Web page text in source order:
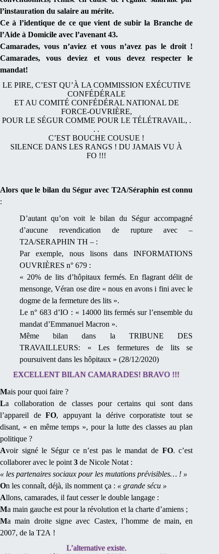
l’instauration du salaire au mérite.
Ce à l’identique de ce que vient de subir la Branche de
l’Aide à Domicile avec l’avenant 43.
Camarades, vous n’aviez et vous n’avez pas le droit !
Camarades, vous deviez et vous devez respecter le
mandat!
LE PIRE, C’EST QU’À LA COMMISSION EXÉCUTIVE
CONFÉDÉRALE
ET AU COMITÉ CONFÉDÉRAL NATIONAL DE
FORCE-OUVRIÈRE,
POUR LE SÉGUR COMME POUR LE TÉLÉTRAVAIL, .
. .
C’EST BOUCHE COUSUE !
SILENCE DANS LES RANGS ! DU JAMAIS VU À
FO !!!
Alors que le bilan du Ségur avec T2A/Séraphin est connu
:
D’autant qu’on voit le bilan du Ségur accompagné
d’aucune revendication de rupture avec –
T2A/SERAPHIN TH – :
Par exemple, nous lisons dans INFORMATIONS
OUVRIÈRES n° 679 :
« 20% de lits d’hôpitaux fermés. En flagrant délit de
mensonge, Véran ose dire « nous en avons i fini avec le
dogme de la fermeture des lits ».
Le n° 683 d’IO : « 14000 lits fermés sur l’ensemble du
mandat d’Emmanuel Macron ».
Même bilan dans la TRIBUNE DES
TRAVAILLEURS: « Les fermetures de lits se
poursuivent dans les hôpitaux » (28/12/2020)
EXCELLENT BILAN CAMARADES! BRAVO !!!
Mais pour quoi faire ?
La collaboration de classes pour certains qui sont dans
l’appareil deFO, appuyant la dérive corporatiste tout se
disant, « en même temps », pour la lutte des classes au plan
politique ?
Avoir signé le Ségur ce n’est pas le mandat deFO. c’est
collaborer avec le point 3 de Nicole Notat :
« les partenaires sociaux pour les mutations prévisibles… ! »
On les connaît, déjà, ils nomment ça : « grande sécu »
Allons, camarades, il faut cesser le double langage :
Ma main gauche est pour la révolution et la charte d’amiens ;
Ma main droite signe avec Castex, l’homme de main, en
2007, de la T2A !
L’alternative existe.